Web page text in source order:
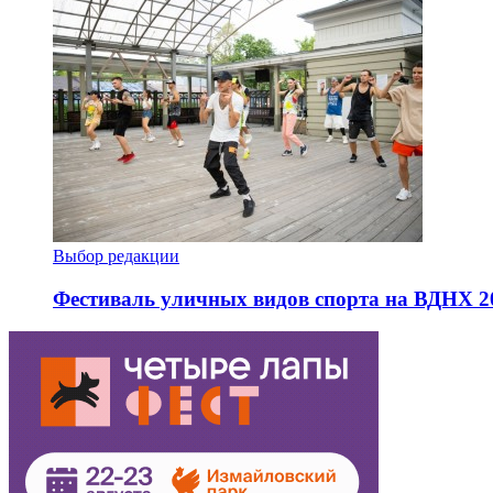
Выбор редакции
Фестиваль уличных видов спорта на ВДНХ